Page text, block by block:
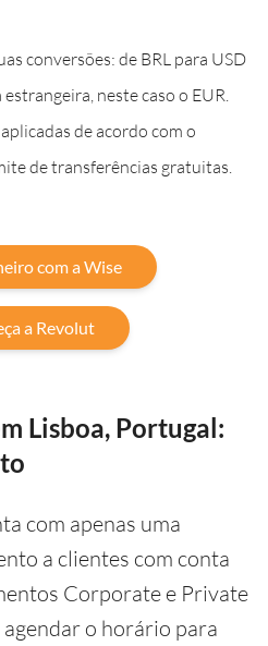
conversões: de BRL para USD
neste caso o EUR.
de acordo com o
de transferências gratuitas.
com a Wise
a Revolut
Lisboa, Portugal:
com apenas uma
a clientes com conta
Corporate e Private
o horário para